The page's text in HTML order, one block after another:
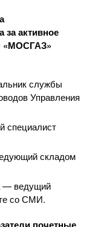
за активное
службы
Управления
специалист
складом
— ведущий
со СМИ.